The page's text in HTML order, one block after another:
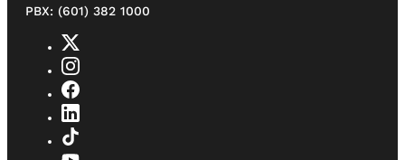
PBX: (601) 382 1000